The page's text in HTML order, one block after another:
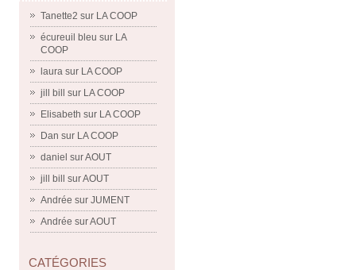
Tanette2 sur LA COOP
écureuil bleu sur LA
COOP
laura sur LA COOP
jill bill
sur LA COOP
Elisabeth sur LA COOP
Dan sur LA COOP
daniel surAOUT
jill bill
surAOUT
Andrée sur JUMENT
Andrée surAOUT
CATÉGORIES